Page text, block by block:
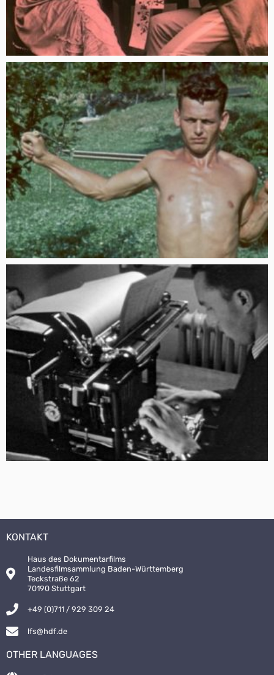
KONTAKT
Haus des Dokumentarfilms
Landesfilmsammlung Baden-Württemberg
Teckstraße 62
70190 Stuttgart
+49 (0)711 / 929 309 24
lfs@hdf.de
OTHER LANGUAGES